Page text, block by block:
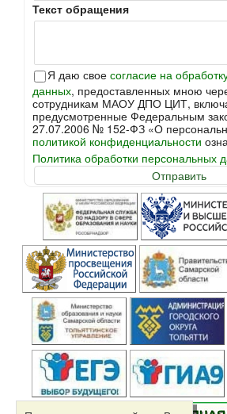
Текст обращения
Я даю свое согласие на
данных, предоставленных мною
сотрудникам МАОУ ДПО ЦИТ,
предусмотренные Федеральным
27.07.2006 № 152-ФЗ «О
политикой конфиденциальности
Политика обработки персональных